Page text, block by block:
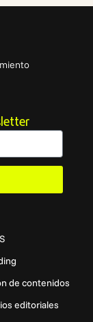
de contenidos
editoriales